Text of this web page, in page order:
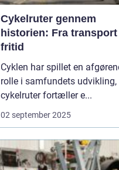
Cykelruter gennem
historien: Fra
fritid
Cyklen har spillet en
rolle i samfundets udvikling,
cykelruter fortæller e...
02 september 2025